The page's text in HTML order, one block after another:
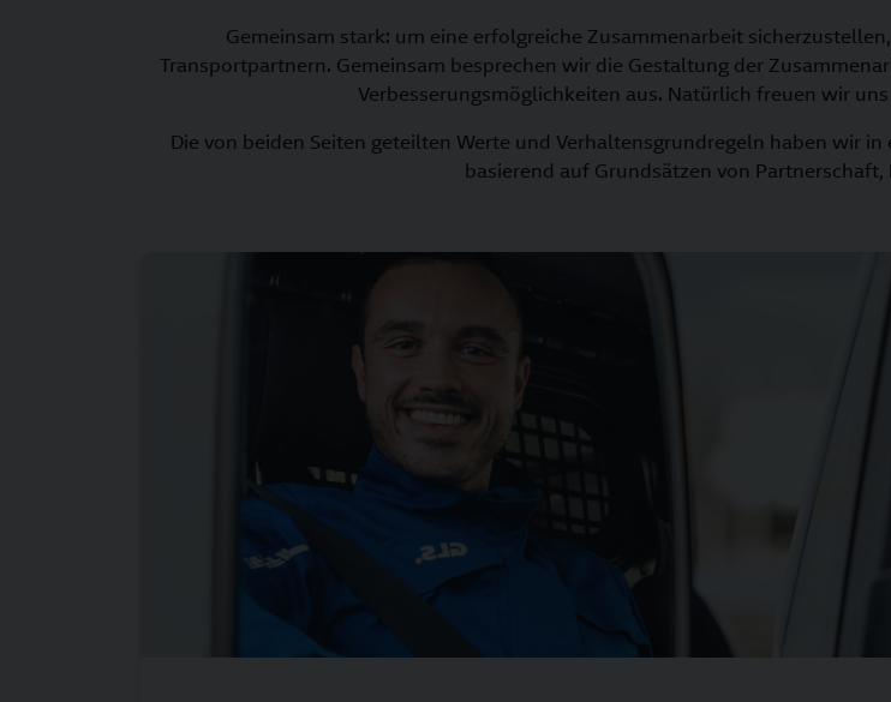
Gemeinsam stark: um eine erfolgreiche Zusammenarbeit
Transportpartnern. Gemeinsam besprechen wir die Gestaltung der
Verbesserungsmöglichkeiten aus. Natürlich freuen wir
Die von beiden Seiten geteilten Werte und Verhaltensgrundregeln haben wir
basierend auf Grundsätzen von